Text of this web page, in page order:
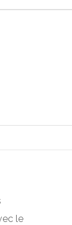
le